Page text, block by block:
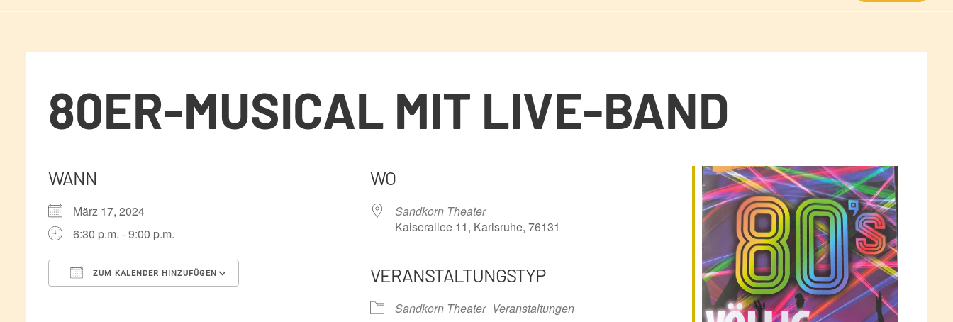
80ER-MUSICAL MIT LIVE-BAND
WANN
März 17, 2024
6:30 p.m. - 9:00 p.m.
ZUM KALENDER HINZUFÜGEN
Outlook Live
WO
Sandkorn Theater
Kaiserallee 11, Karlsruhe, 76131
VERANSTALTUNGSTYP
Sandkorn Theater Veranstaltungen